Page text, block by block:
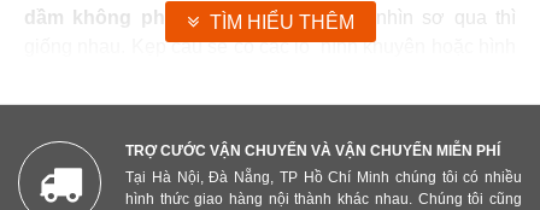
dầm không phải là kẹp cẩumặc dù nhìn sơ qua thì
giống nhau. Kẹp cẩu sẽ có các lỗ hình khuyên hoặc hình
trí nhưng nhỏ hơn, chỉ vài ba lý để xỏ dây treo khi bảo
Kẹp tạm dầm với dầm
TÌM HIỂU THÊM
TRỢ CƯỚC VẬN CHUYỂN VÀ VẬN CHUYỂN MIỄN PHÍ
Tại Hà Nội, Đà Nẵng, TP Hồ Chí Minh chúng tôi có nhiều
hình thức giao hàng nội thành khác nhau. Chúng tôi cũng